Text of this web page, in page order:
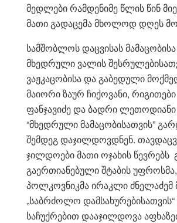
მედლები რამდენიმე წლის წინ
მათი გადაცემა მხოლოდ დღეს
სამშობლოს დაცვისას
მხედრული ვალის
ვაჟკაცობისა და გაბედული
მაიორი ზაურ ჩიქოვანი,
ფანჯავიძე და ბადრი
“მხედრული მამაცობისათვის”
შემდეგ დაჯილდოვდნენ.
ჯილდოები მათი ოჯახის წევრებს
გაერთიანებული შტაბის უფროსმა,
პოლკოვნიკმა ირაკლი
„საბრძოლო
საჩუქრებით დააჯილდოვა